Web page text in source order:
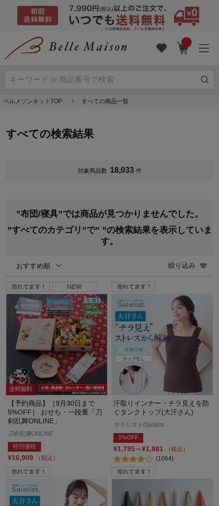
ベルメゾンネットTOP すべての商品一覧
すべての検索結果
対象商品数 18,033 件
”布団/寝具”では商品が見つかりませんでした。
”すべてのカテゴリ”で” ”の検索結果を表示していま
す。
おすすめ順 絞り込み
送料無料
【予約商品】［9月30日まで
5%OFF］ おせち・一段重「刀
剣乱舞ONLINE」
刀剣乱舞ONLINE
特別価格
¥16,909 （税込）
汗取りインナー・チラ見えを防
ぐタンクトップ(大汗さん)
サラリスト/Salalist
5%OFF
¥1,795～¥1,881
（税込）
(1064)